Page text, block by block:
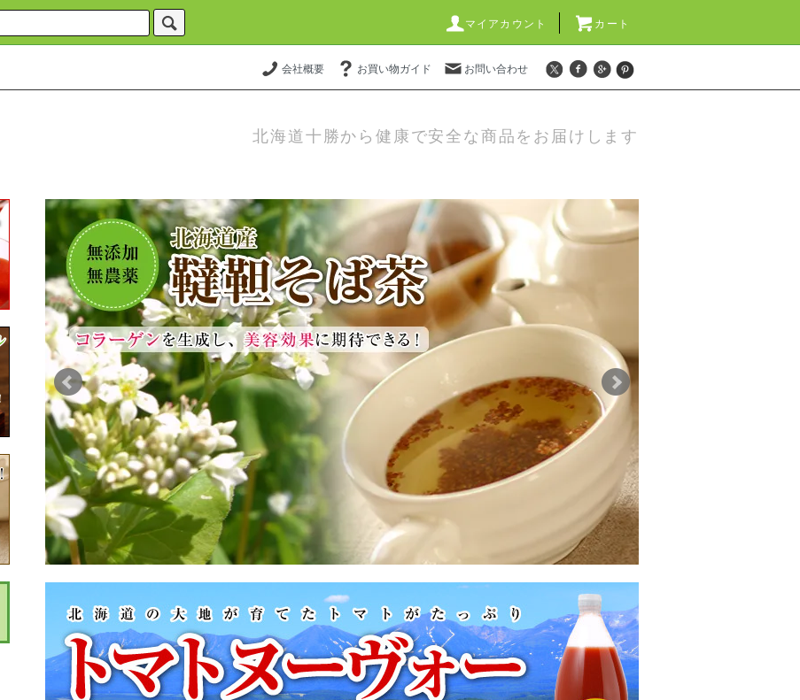
マイアカウント カート
会社概要 お買い物ガイド お問い合わせ
北海道十勝から健康で安全な商品をお届けします